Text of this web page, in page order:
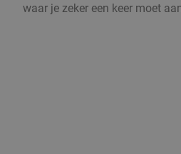
waar je zeker een keer moet